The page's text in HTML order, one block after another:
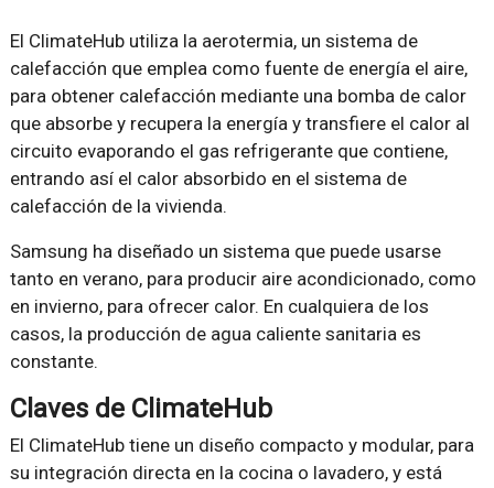
El ClimateHub utiliza la aerotermia, un sistema de
calefacción que emplea como fuente de energía el aire,
para obtener calefacción mediante una bomba de calor
que absorbe y recupera la energía y transfiere el calor al
circuito evaporando el gas refrigerante que contiene,
entrando así el calor absorbido en el sistema de
calefacción de la vivienda.
Samsung ha diseñado un sistema que puede usarse
tanto en verano, para producir aire acondicionado, como
en invierno, para ofrecer calor. En cualquiera de los
casos, la producción de agua caliente sanitaria es
constante.
Claves de ClimateHub
El ClimateHub tiene un diseño compacto y modular, para
su integración directa en la cocina o lavadero, y está